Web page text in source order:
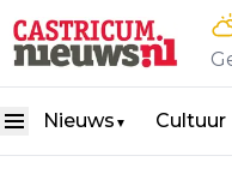
Nieuws ▼ Cultuur